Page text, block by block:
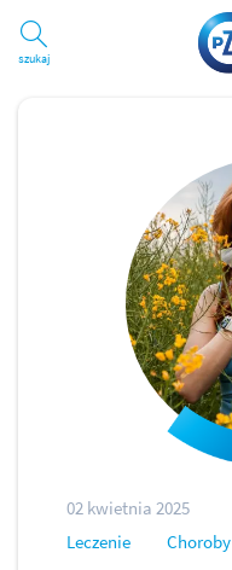
Szukaj
02 kwietnia 2025
Leczenie
Choroby